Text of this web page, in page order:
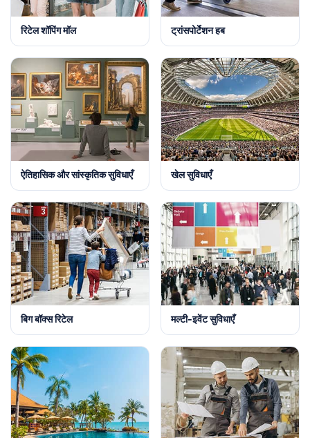
रिटेल शॉपिंग मॉल ट्रांसपोर्टेशन हब
ऐतिहासिक और सांस्कृतिक सुविधाएँ खेल सुविधाएँ
बिग बॉक्स रिटेल मल्टी-इवेंट सुविधाएँ